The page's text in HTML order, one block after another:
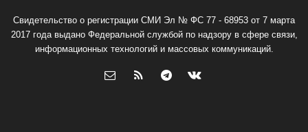
Свидетельство о регистрации СМИ Эл № ФС 77 - 68953 от 7 марта
2017 года выдано Федеральной службой по надзору в сфере связи,
информационных технологий и массовых коммуникаций.